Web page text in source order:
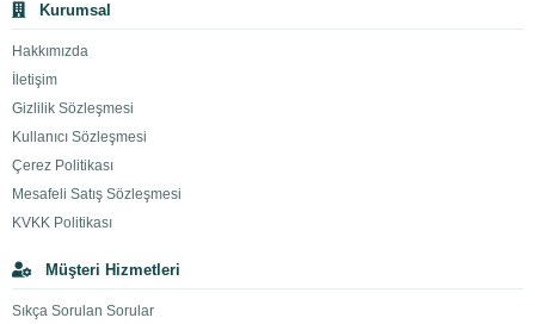
Kurumsal
Hakkımızda
İletişim
Gizlilik Sözleşmesi
Kullanıcı Sözleşmesi
Çerez Politikası
Mesafeli Satış Sözleşmesi
KVKK Politikası
Müşteri Hizmetleri
Sıkça Sorulan Sorular